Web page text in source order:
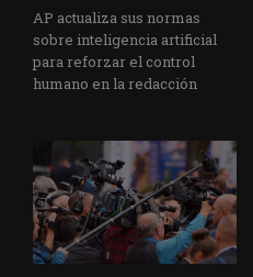
AP actualiza sus normas
sobre inteligencia artificial
para reforzar el control
humano en la redacción